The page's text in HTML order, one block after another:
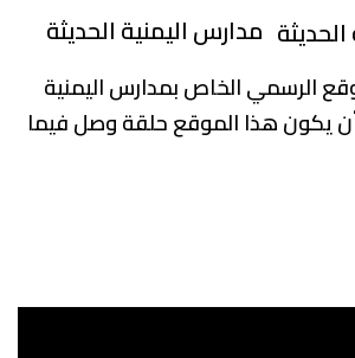
مدارس اليمنية الحديثة
الرسمي الخاص بمدارس اليمنية
أن يكون هذا الموقع حلقة وصل فيما